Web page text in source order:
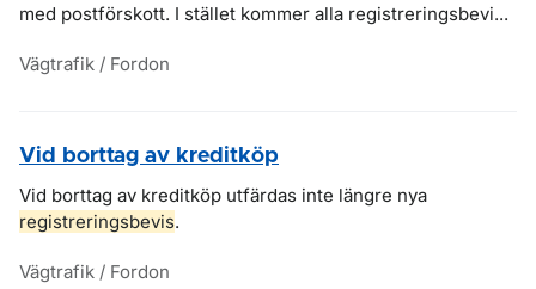
med postförskott. I stället kommer alla registreringsbevi...
Vägtrafik / Fordon
Vid borttag av kreditköp
Vid borttag av kreditköp utfärdas inte längre nya
registreringsbevis.
Vägtrafik / Fordon